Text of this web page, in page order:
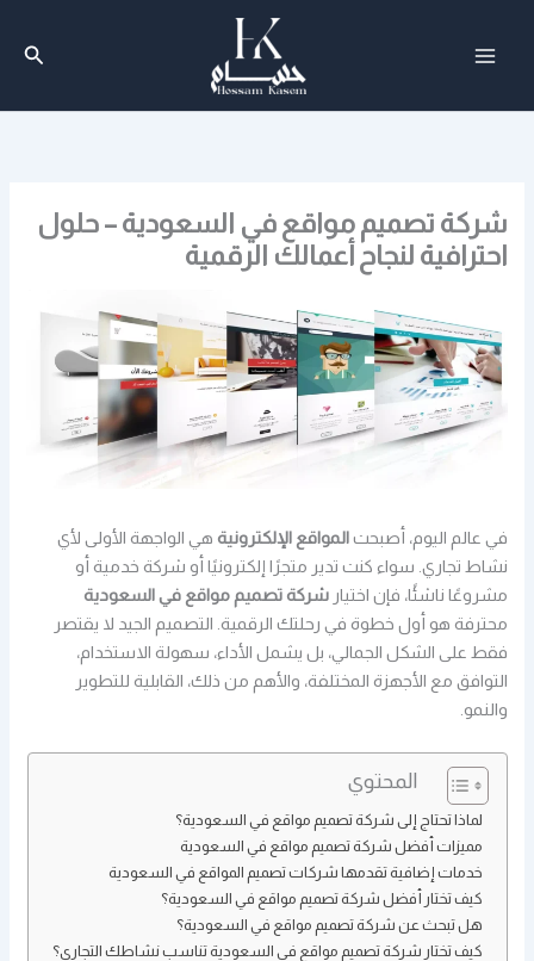
شركة تصميم مواقع في السعودية – حلول
احترافية لنجاح أعمالك الرقمية
في عالم اليوم، أصبحتالمواقع الإلكترونية هي الواجهة الأولى لأي
نشاط تجاري. سواء كنت تدير متجرًا إلكترونيًا أو شركة خدمية أو
مشروعًا ناشئًا، فإن اختيارشركة تصميم مواقع في السعودية
محترفة هو أول خطوة في رحلتك الرقمية. التصميم الجيد لا يقتصر
فقط على الشكل الجمالي، بل يشمل الأداء، سهولة الاستخدام،
التوافق مع الأجهزة المختلفة، والأهم من ذلك، القابلية للتطوير
والنمو.
المحتوي
لماذا تحتاج إلى شركة تصميم مواقع في السعودية؟
مميزات أفضل شركة تصميم مواقع في السعودية
خدمات إضافية تقدمها شركات تصميم المواقع في السعودية
كيف تختار أفضل شركة تصميم مواقع في السعودية؟
هل تبحث عن شركة تصميم مواقع في السعودية؟
كيف تختار شركة تصميم مواقع في السعودية تناسب نشاطك التجاري؟